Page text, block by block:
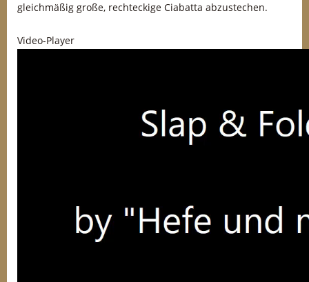
gleichmäßig große, rechteckige Ciabatta abzustechen.
Video-Player